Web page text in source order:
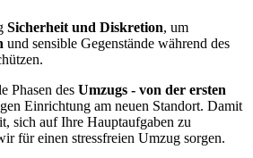
Sicherheit und Diskretion, um
und sensible Gegenstände während des
Phasen des Umzugs - von der ersten
Einrichtung am neuen Standort. Damit
sich auf Ihre Hauptaufgaben zu
für einen stressfreien Umzug sorgen.